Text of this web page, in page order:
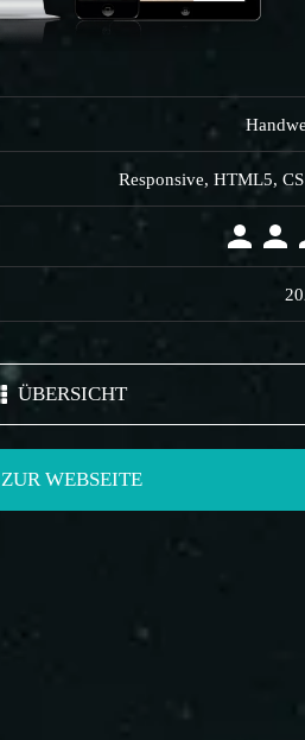
Responsive, HTML5,
ÜBERSICHT
ZUR WEBSEITE